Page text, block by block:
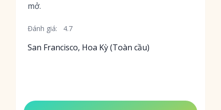
mở.
Đánh giá: 4.7
San Francisco, Hoa Kỳ (Toàn cầu)